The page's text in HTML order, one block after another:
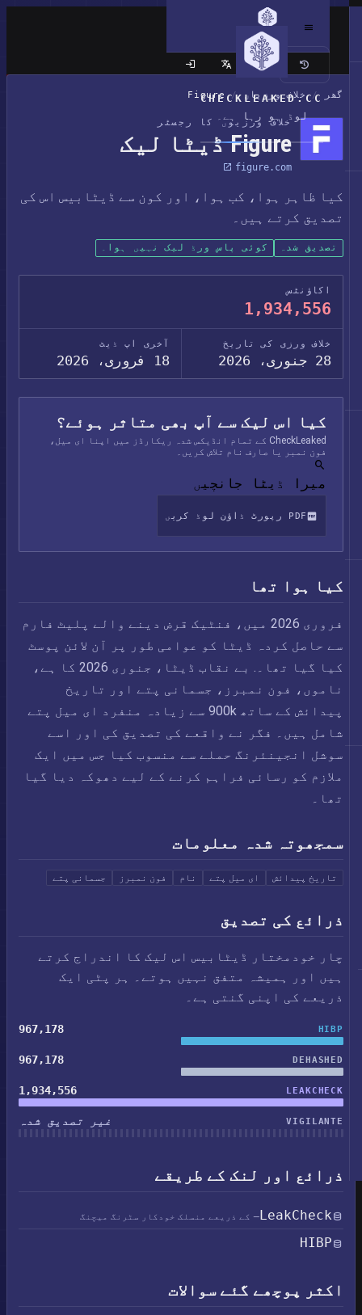
CHECKLEAKED.CC
لوڈ ہو رہا ہے۔
کلاسک سائٹ
گھر / خلاف ورزیاں /
Figure
خلاف ورزیوں کا رجسٹر
Figure ڈیٹا لیک
figure.com
کیا ظاہر ہوا، کب ہوا، اور کون سے ڈیٹابیس اس کی
تصدیق کرتے ہیں۔
تصدیق شدہ کوئی پاس ورڈ لیک نہیں ہوا۔
اکاؤنٹس
1,934,556
خلاف ورزی کی تاریخ
28 جنوری، 2026
آخری اپ ڈیٹ
18 فروری، 2026
کیا اس لیک سے آپ بھی متاثر ہوئے؟
CheckLeaked کے تمام انڈیکس شدہ ریکارڈز میں اپنا ای میل،
فون نمبر یا صارف نام تلاش کریں۔
میرا ڈیٹا جانچیں
PDF رپورٹ ڈاؤن لوڈ کریں
کیا ہوا تھا
فروری 2026 میں، فنٹیک قرض دینے والے پلیٹ فارم
سے حاصل کردہ ڈیٹا کو عوامی طور پر آن لائن پوسٹ
کیا گیا تھا۔. بے نقاب ڈیٹا، جنوری 2026 کا ہے،
ناموں، فون نمبرز، جسمانی پتے اور تاریخ
پیدائش کے ساتھ 900k سے زیادہ منفرد ای میل پتے
شامل ہیں۔ فگر نے واقعے کی تصدیق کی اور اسے
سوشل انجینئرنگ حملے سے منسوب کیا جس میں ایک
ملازم کو رسائی فراہم کرنے کے لیے دھوکہ دیا گیا
تھا۔
سمجھوتہ شدہ معلومات
تاریخ پیدائش ای میل پتے نام فون نمبرز جسمانی پتے
ذرائع کی تصدیق
چار خودمختار ڈیٹابیس اس لیک کا اندراج کرتے
ہیں اور ہمیشہ متفق نہیں ہوتے۔ ہر پٹی ایک
ذریعے کی اپنی گنتی ہے۔
HIBP
967,178
DEHASHED
967,178
LEAKCHECK
1,934,556
VIGILANTE غیر تصدیق شدہ
ذرائع اور لنک کے طریقے
LeakCheck— کے ذریعے منسلک خودکار سٹرنگ میچنگ
HIBP
اکثر پوچھے گئے سوالات